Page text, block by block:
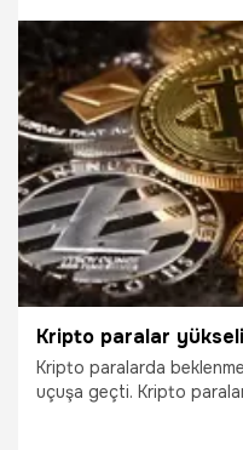
seyrini sürdürse de yeni
devam etti. Bu kapsamda,
paylaşımından alan yeni
1.09.2022 Ekonomi
Kripto paralarda
uçuşa geçti. Kripto